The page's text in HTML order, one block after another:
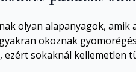
olyan alapanyagok,
okoznak
sokaknál kellemetlen